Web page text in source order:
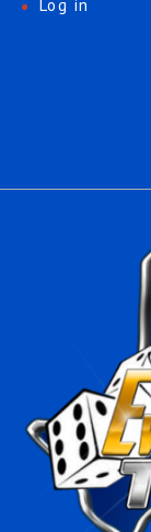
Log in